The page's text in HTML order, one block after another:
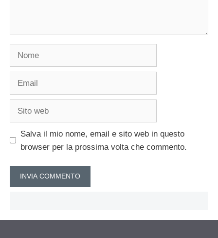
Salva il mio nome, email e sito web in questo
browser per la prossima volta che commento.